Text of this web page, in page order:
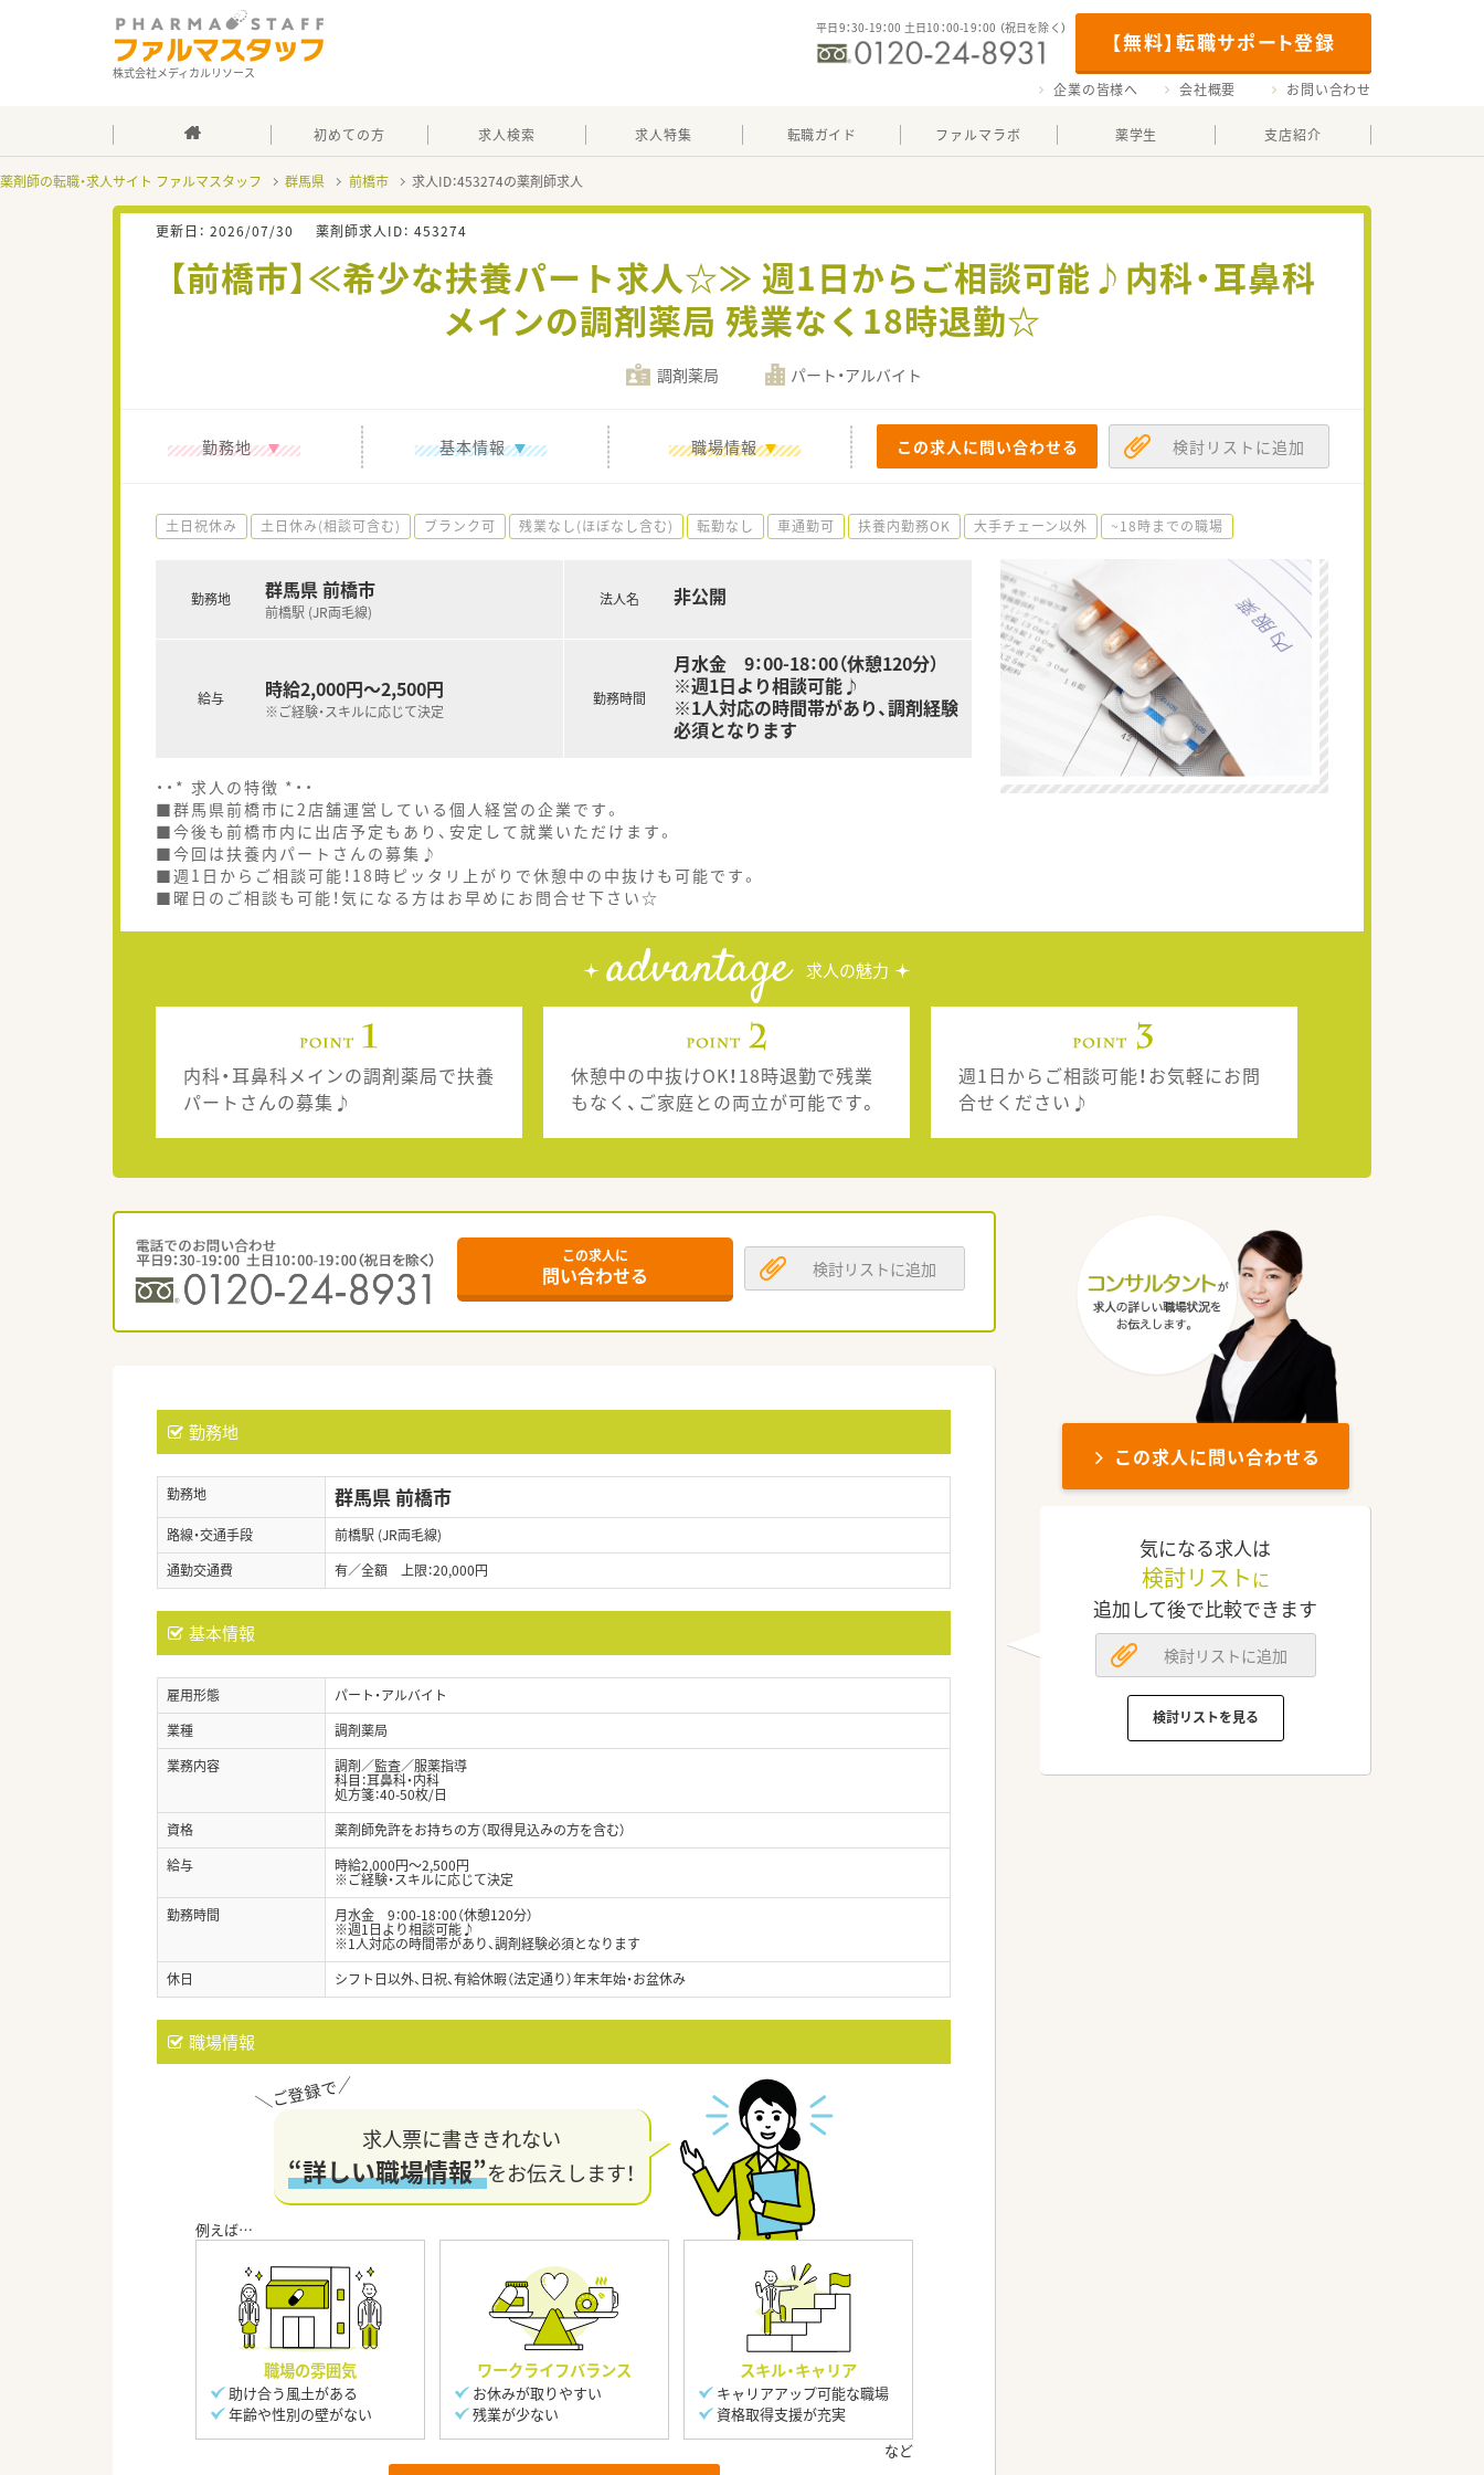
株式会社メディカルリソース
【無料】転職サポート登録
平日9：30-19：00 土日10：00-19：00 （祝日を除く）
企業の皆様へ 会社概要 お問い合わせ
初めての方 求人検索 求人特集 転職ガイド ファルマラボ 薬学生 支店紹介
薬剤師の転職・求人サイト ファルマスタッフ 群馬県 前橋市 求人ID：453274の薬剤師求人
更新日： 2026/07/30 薬剤師求人ID： 453274
【前橋市】≪希少な扶養パート求人☆≫ 週1日からご相談可能♪内科・耳鼻科
メインの調剤薬局 残業なく18時退勤☆
調剤薬局 パート・アルバイト
勤務地 基本情報 職場情報 この求人に問い合わせる 検討リストに追加
土日祝休み 土日休み(相談可含む) ブランク可 残業なし(ほぼなし含む) 転勤なし 車通勤可 扶養内勤務OK 大手チェーン以外 ~18時までの職場
勤務地 群馬県 前橋市
前橋駅 (JR両毛線)
給与 時給2,000円～2,500円
※ご経験・スキルに応じて決定
法人名 非公開
勤務時間
月水金 9：00-18：00（休憩120分）
※週1日より相談可能♪
※1人対応の時間帯があり、調剤経験
必須となります
・・* 求人の特徴 *・・
■群馬県前橋市に2店舗運営している個人経営の企業です。
■今後も前橋市内に出店予定もあり、安定して就業いただけます。
■今回は扶養内パートさんの募集♪
■週1日からご相談可能！18時ピッタリ上がりで休憩中の中抜けも可能です。
■曜日のご相談も可能！気になる方はお早めにお問合せ下さい☆
advantage 求人の魅力
内科・耳鼻科メインの調剤薬局で扶養
パートさんの募集♪
休憩中の中抜けOK！18時退勤で残業
もなく、ご家庭との両立が可能です。
週1日からご相談可能！お気軽にお問
合せください♪
この求人に
問い合わせる 検討リストに追加
勤務地
勤務地 群馬県 前橋市
路線・交通手段
前橋駅 (JR両毛線)
通勤交通費
有／全額 上限：20,000円
基本情報
雇用形態
パート・アルバイト
業種
調剤薬局
業務内容
調剤／監査／服薬指導
科目：耳鼻科・内科
処方箋：40-50枚/日
資格
薬剤師免許をお持ちの方（取得見込みの方を含む）
給与
時給2,000円～2,500円
※ご経験・スキルに応じて決定
勤務時間
月水金 9：00-18：00（休憩120分）
※週1日より相談可能♪
※1人対応の時間帯があり、調剤経験必須となります
休日
シフト日以外、日祝、有給休暇（法定通り）年末年始・お盆休み
職場情報
求人票に書ききれない
“詳しい職場情報”をお伝えします！
職場の雰囲気
助け合う風土がある
年齢や性別の壁がない
ワークライフバランス
お休みが取りやすい
残業が少ない
スキル・キャリア
キャリアアップ可能な職場
資格取得支援が充実
この求人に問い合わせる
気になる求人は
検討リスト に
追加して後で比較できます
検討リストに追加
検討リストを見る